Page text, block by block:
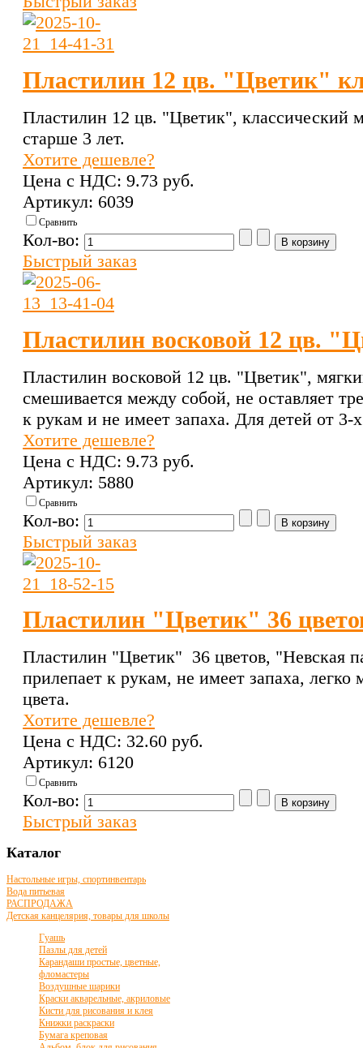
Пластилин 12 цв. "Цветик"
Пластилин 12 цв. "Цветик", классический
старше 3 лет.
Хотите дешевле?
Цена с НДС: 9.73 pуб.
Артикул: 6039
Сравнить
Кол-во:
Быстрый заказ
Пластилин восковой 12 цв.
Пластилин восковой 12 цв. "Цветик",
смешивается между собой, не оставляет
к рукам и не имеет запаха. Для детей от 3-
Хотите дешевле?
Цена с НДС: 9.73 pуб.
Артикул: 5880
Сравнить
Кол-во:
Быстрый заказ
Пластилин "Цветик" 36
Пластилин "Цветик" 36 цветов, "Невская
прилепает к рукам, не имеет запаха, легко
цвета.
Хотите дешевле?
Цена с НДС: 32.60 pуб.
Артикул: 6120
Сравнить
Кол-во:
Быстрый заказ
Каталог
Настольные игры, спортинвентарь
Вода питьевая
РАСПРОДАЖА
Детская канцелярия, товары для школы
Гуашь
Пазлы для детей
Карандаши простые, цветные,
фломастеры
Воздушные шарики
Краски акварельные, акриловые
Кисти для рисования и клея
Книжки раскраски
Бумага креповая